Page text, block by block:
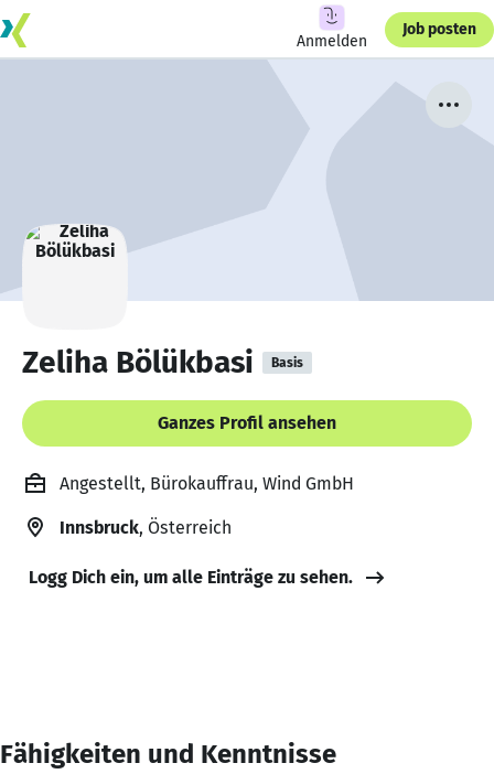
Anmelden
Job posten
Zeliha Bölükbasi Basis
Ganzes Profil ansehen
Angestellt, Bürokauffrau, Wind GmbH
Innsbruck, Österreich
Logg Dich ein, um alle Einträge zu sehen.
Fähigkeiten und Kenntnisse